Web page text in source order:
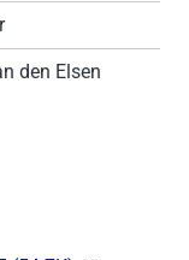
den Elsen